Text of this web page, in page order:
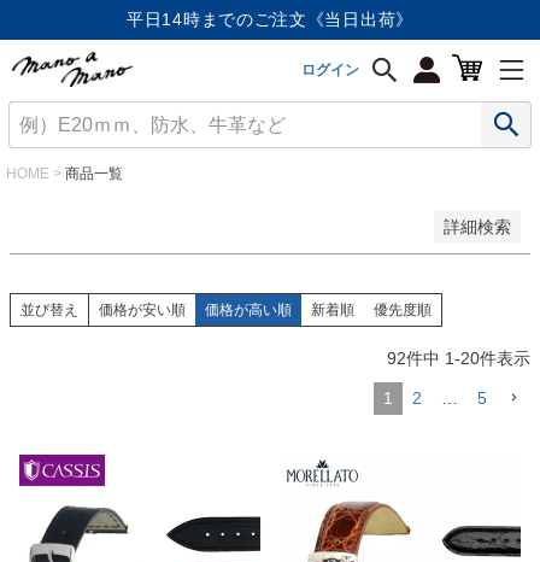
平日14時までのご注文《当日出荷》
ログイン
HOME 商品一覧
詳細検索
価格が安い順
価格が高い順
優先度順
キーワードヒット順
並び替え 価格が安い順 価格が高い順 新着順 優先度順
92件中 1-20件表示
1 2 5